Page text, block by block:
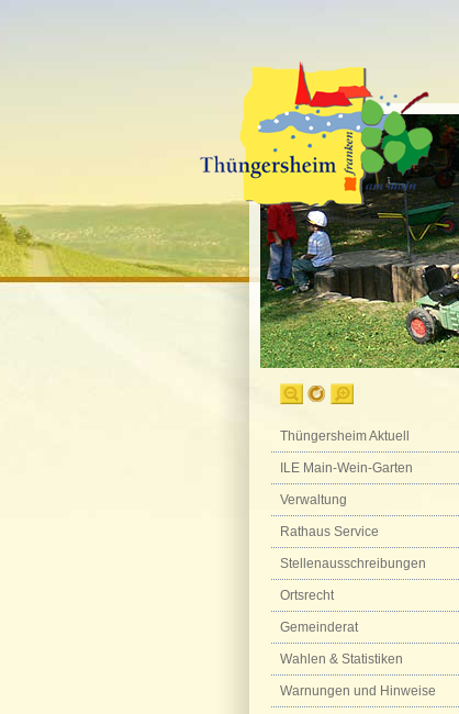
Thüngersheim Aktuell
ILE Main-Wein-Garten
Verwaltung
Rathaus Service
Stellenausschreibungen
Ortsrecht
Gemeinderat
Wahlen & Statistiken
Warnungen und Hinweise